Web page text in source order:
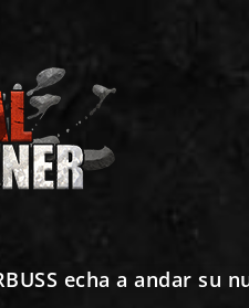
echa a andar su